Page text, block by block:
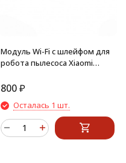
Модуль Wi-Fi с шлейфом для
робота пылесоса Xiaomi
CDZ-G2D-W03
800₽
Осталась 1 шт.